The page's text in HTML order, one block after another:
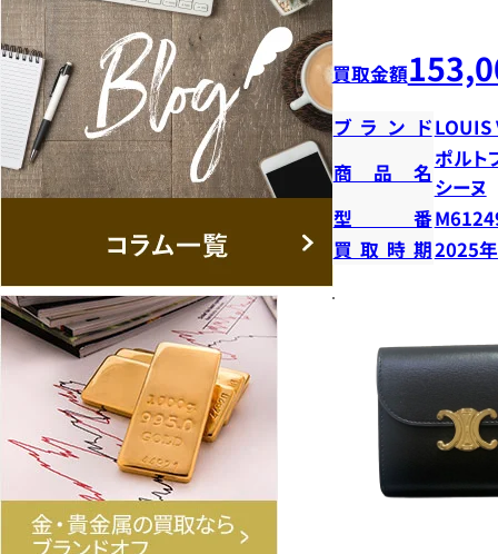
買取金額
ブランドLOUIS
商品名
ポルト
シーヌ
型番
買取時期2025